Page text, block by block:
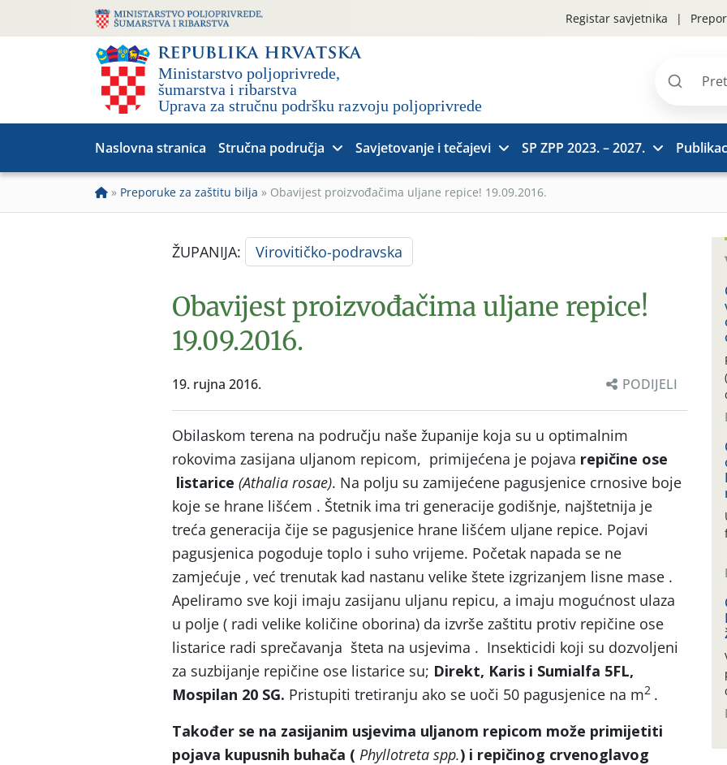
Registar savjetnika
Pretraži
Naslovna stranica Stručna područja Savjetovanje i tečajevi SP ZPP 2023. – 2027.
» Preporuke za zaštitu bilja » Obavijest proizvođačima uljane repice! 19.09.2016.
ŽUPANIJA: Virovitičko-podravska
Obavijest proizvođačima uljane repice!
19.09.2016.
19. rujna 2016. PODIJELI
Obilaskom terena na području naše županije koja su u optimalnim
rokovima zasijana uljanom repicom, primijećena je pojava repičine ose
listarice (Athalia rosae). Na polju su zamijećene pagusjenice crnosive boje
koje se hrane lišćem . Štetnik ima tri generacije godišnje, najštetnija je
treća generacija čije se pagusjenice hrane lišćem uljane repice. Pojavi
pagusjenica pogoduje toplo i suho vrijeme. Početak napada se ne
zamjećuje , već trenutak kad nastanu velike štete izgrizanjem lisne mase .
Apeliramo sve koji imaju zasijanu uljanu repicu, a imaju mogućnost ulaza
u polje ( radi velike količine oborina) da izvrše zaštitu protiv repičine ose
listarice radi sprečavanja šteta na usjevima . Insekticidi koji su dozvoljeni
za suzbijanje repičine ose listarice su; Direkt, Karis i Sumialfa 5FL,
Mospilan 20 SG. Pristupiti tretiranju ako se uoči 50 pagusjenice na m2 .
Također se na zasijanim usjevima uljanom repicom može primijetiti
pojava kupusnih buhača ( Phyllotreta spp.) i repičinog crvenoglavog